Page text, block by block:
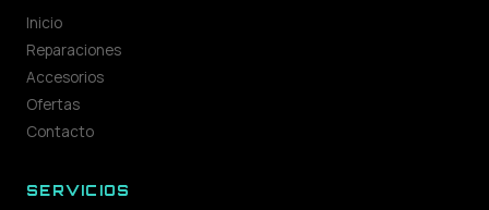
Inicio
Reparaciones
Accesorios
Ofertas
Contacto
SERVICIOS